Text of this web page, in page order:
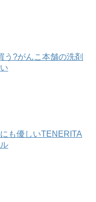
う?がんこ本舗の洗剤
も優しいTENERITA